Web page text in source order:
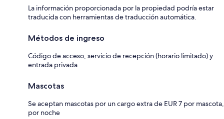
La información proporcionada por la propiedad podría estar
traducida con herramientas de traducción automática.
Métodos de ingreso
Código de acceso, servicio de recepción (horario limitado) y
entrada privada
Mascotas
Se aceptan mascotas por un cargo extra de EUR 7 por mascota,
por noche